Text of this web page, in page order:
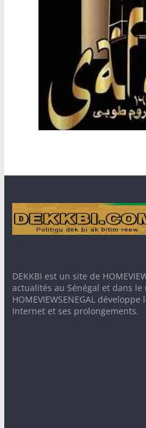
DEKKBI est un site de
actualités au Sénégal et dans le
HOMEVIEWSENEGAL
Internet et ses prolongements.